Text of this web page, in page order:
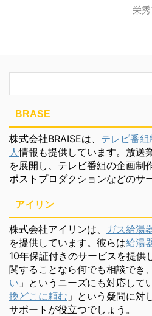
栄
BRASE
株式会社BRAISEは、 テレビ番
人情報も提供しています。放送
を展開し、テレビ番組の企画制
ポストプロダクションなどのサ
アイリン
株式会社アイリンは、 ガス給湯
を提供しています。彼らは給湯
10年保証付きのサービスを提供
関することなら何でも相談でき
い 」というニーズにも対応して
換どこに頼む 」という疑問に対
サポートが役立つでしょう。